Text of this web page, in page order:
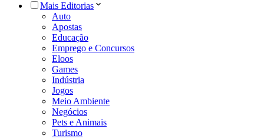
Mais Editorias
Auto
Apostas
Educação
Emprego e Concursos
Eloos
Games
Indústria
Jogos
Meio Ambiente
Negócios
Pets e Animais
Turismo